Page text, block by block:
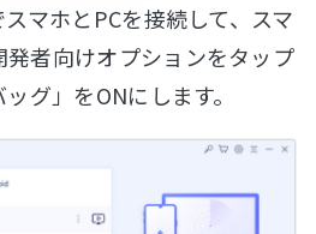
マホとPCを接続して、スマ
発者向けオプションをタップ
グ」をONにします。